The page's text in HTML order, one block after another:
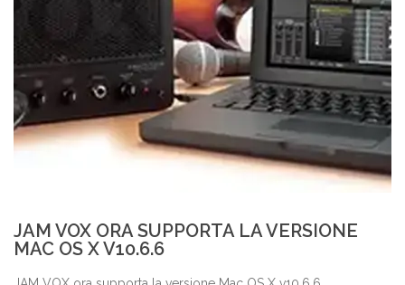
JAM VOX ORA SUPPORTA LA VERSIONE
MAC OS X V10.6.6